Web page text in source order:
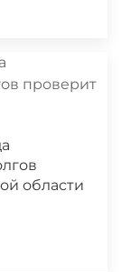
области